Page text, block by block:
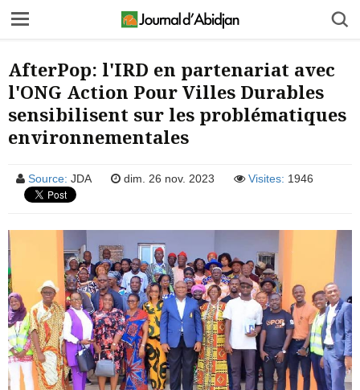
AfterPop: l'IRD en partenariat avec
l'ONG Action Pour Villes Durables
sensibilisent sur les problématiques
environnementales
Source: JDA dim. 26 nov. 2023 Visites: 1946